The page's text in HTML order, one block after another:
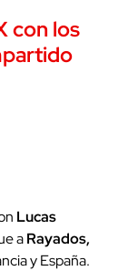
con los
Lucas
aRayados,
y España.